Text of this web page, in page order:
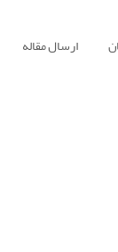
ارسال مقاله